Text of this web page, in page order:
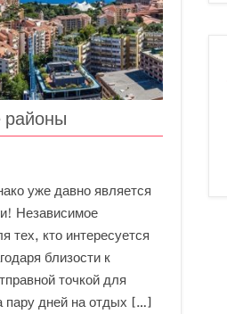
районы
уже давно является
Независимое
тех, кто интересуется
близости к
точкой для
пару дней на отдых […]